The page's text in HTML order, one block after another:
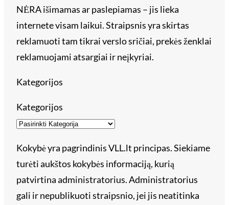
NĖRA išimamas ar paslepiamas – jis lieka
internete visam laikui. Straipsnis yra skirtas
reklamuoti tam tikrai verslo sričiai, prekės ženklai
reklamuojami atsargiai ir neįkyriai.
Kategorijos
Kategorijos
Kokybė yra pagrindinis VLL.lt principas. Siekiame
turėti aukštos kokybės informaciją, kurią
patvirtina administratorius. Administratorius
gali ir nepublikuoti straipsnio, jei jis neatitinka